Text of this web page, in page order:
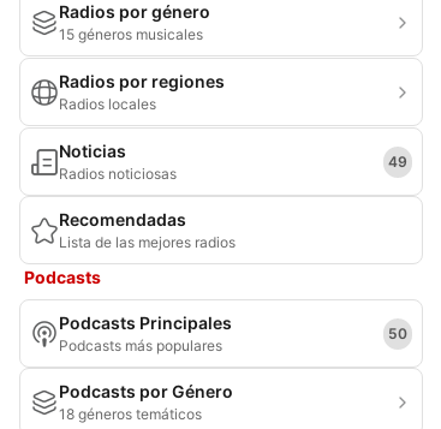
Radios por género
15 géneros musicales
Radios por regiones
Radios locales
Noticias
Radios noticiosas
49
Recomendadas
Lista de las mejores radios
Podcasts
Podcasts Principales
Podcasts más populares
50
Podcasts por Género
18 géneros temáticos